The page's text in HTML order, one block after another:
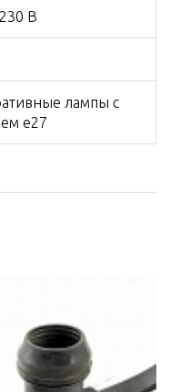
В
лампы с
е27